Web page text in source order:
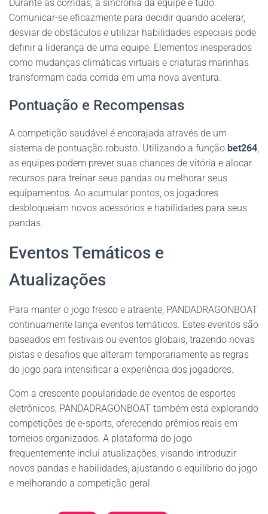
Durante as corridas, a sincronia da equipe é tudo.
Comunicar-se eficazmente para decidir quando acelerar,
desviar de obstáculos e utilizar habilidades especiais pode
definir a liderança de uma equipe. Elementos inesperados
como mudanças climáticas virtuais e criaturas marinhas
transformam cada corrida em uma nova aventura.
Pontuação e Recompensas
A competição saudável é encorajada através de um
sistema de pontuação robusto. Utilizando a função bet264,
as equipes podem prever suas chances de vitória e alocar
recursos para treinar seus pandas ou melhorar seus
equipamentos. Ao acumular pontos, os jogadores
desbloqueiam novos acessórios e habilidades para seus
pandas.
Eventos Temáticos e
Atualizações
Para manter o jogo fresco e atraente, PANDADRAGONBOAT
continuamente lança eventos temáticos. Estes eventos são
baseados em festivais ou eventos globais, trazendo novas
pistas e desafios que alteram temporariamente as regras
do jogo para intensificar a experiência dos jogadores.
Com a crescente popularidade de eventos de esportes
eletrônicos, PANDADRAGONBOAT também está explorando
competições de e-sports, oferecendo prêmios reais em
torneios organizados. A plataforma do jogo
frequentemente inclui atualizações, visando introduzir
novos pandas e habilidades, ajustando o equilíbrio do jogo
e melhorando a competição geral.